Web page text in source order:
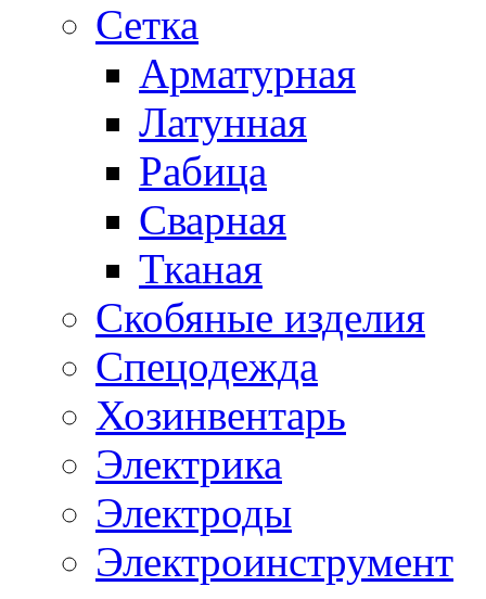
Сетка
Арматурная
Латунная
Рабица
Сварная
Тканая
Скобяные изделия
Спецодежда
Хозинвентарь
Электрика
Электроды
Электроинструмент